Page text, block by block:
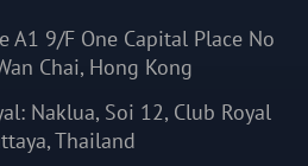
A1 9/F One Capital Place No
Chai, Hong Kong
Naklua, Soi 12, Club Royal
Thailand